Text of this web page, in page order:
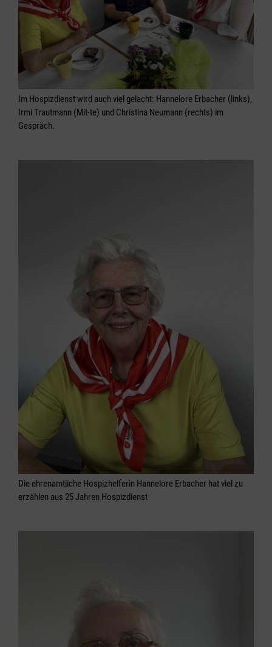
Im Hospizdienst wird auch viel gelacht: Hannelore Erbacher (links),
Irmi Trautmann (Mit-te) und Christina Neumann (rechts) im
Gespräch.
Die ehrenamtliche Hospizhelferin Hannelore Erbacher hat viel zu
erzählen aus 25 Jahren Hospizdienst